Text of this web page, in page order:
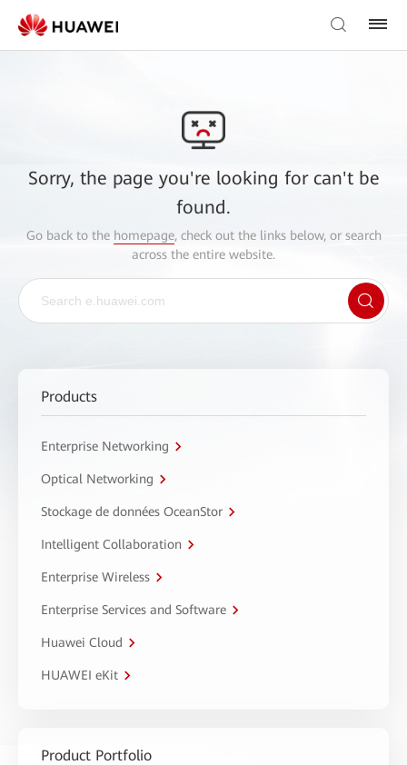
Sorry, the page you're looking for can't be
found.
Go back to the homepage, check out the links below, or search
across the entire website.
Products
Enterprise Networking
Optical Networking
Stockage de données OceanStor
Intelligent Collaboration
Enterprise Wireless
Enterprise Services and Software
Huawei Cloud
HUAWEI eKit
Product Portfolio